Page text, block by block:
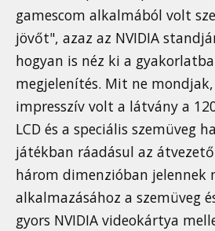
gamescom alkalmából volt
jövőt", azaz az NVIDIA
hogyan is néz ki a
megjelenítés. Mit ne mondjak,
impresszív volt a látvány a
LCD és a speciális szemüveg
játékban ráadásul az
három dimenzióban jelennek
alkalmazásához a szemüveg
gyors NVIDIA videokártya